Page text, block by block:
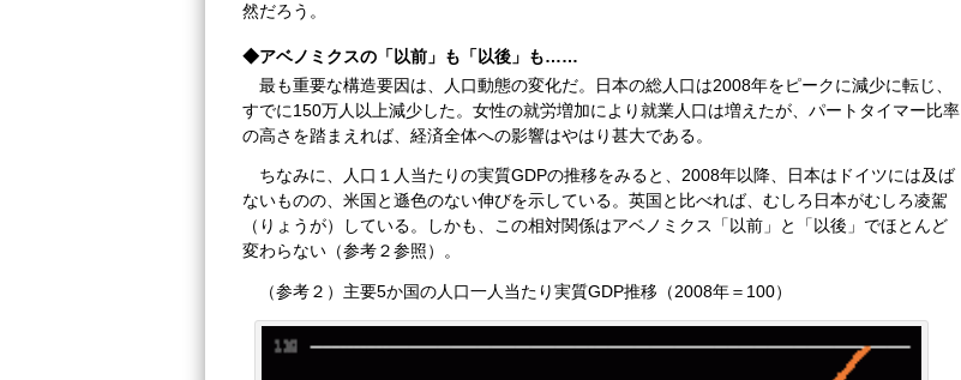
然だろう。
◆アベノミクスの「以前」も「以後」も……
最も重要な構造要因は、人口動態の変化だ。日本の総人口は2008年をピークに減少に転じ、
すでに150万人以上減少した。女性の就労増加により就業人口は増えたが、パートタイマー比率
の高さを踏まえれば、経済全体への影響はやはり甚大である。
ちなみに、人口１人当たりの実質GDPの推移をみると、2008年以降、日本はドイツには及ば
ないものの、米国と遜色のない伸びを示している。英国と比べれば、むしろ日本がむしろ凌駕
（りょうが）している。しかも、この相対関係はアベノミクス「以前」と「以後」でほとんど
変わらない（参考２参照）。
（参考２）主要5か国の人口一人当たり実質GDP推移（2008年＝100）